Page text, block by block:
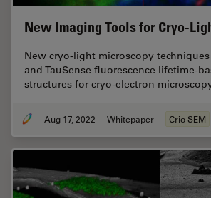
New Imaging Tools for Cryo-
New cryo-light microscopy techniques
and TauSense fluorescence lifetime-
structures for cryo-electron
Aug 17, 2022 Whitepaper Crio SEM